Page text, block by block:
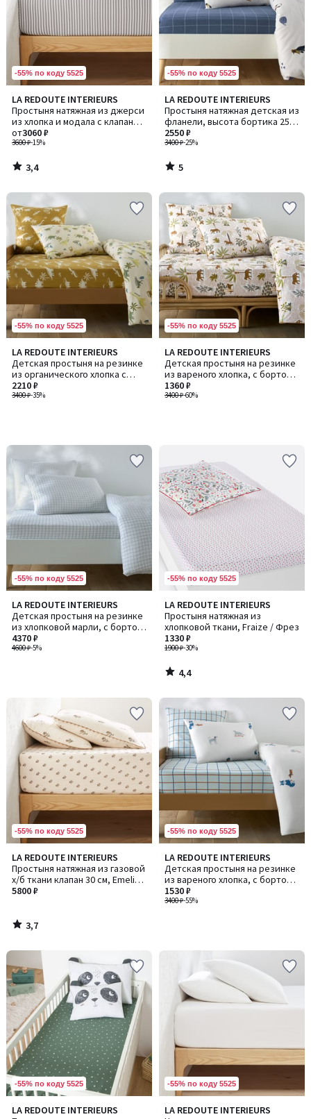
-55% по коду 5525
LA REDOUTE INTERIEURS
Простыня натяжная из джерси
из хлопка и модала с клапаном
30 см Dolsi / Долси
3600 ₽-15%
от3060 ₽
3,4
/ 5
3,4
/
-55% по коду 5525
LA REDOUTE INTERIEURS
Простыня натяжная детская из
фланели, высота бортика 25
см, Solven / Солвен
3400 ₽-25%
2550 ₽
5
/
5
5
/
-55% по коду 5525
LA REDOUTE INTERIEURS
Детская простыня на резинке
из органического хлопка с
принтом «динозавры», ALNIS /
АЛНИС
3400 ₽-35%
2210 ₽
-55% по коду 5525
LA REDOUTE INTERIEURS
Детская простыня на резинке
из вареного хлопка, с бортом
25 см, с принтом джунглей,
WILA / ВИЛА
3400 ₽-60%
1360 ₽
-55% по коду 5525
LA REDOUTE INTERIEURS
Детская простыня на резинке
из хлопковой марли, с бортом
30 см, COTTO / КОТТО
4600 ₽-5%
4370 ₽
-55% по коду 5525
LA REDOUTE INTERIEURS
Простыня натяжная из
хлопковой ткани, Fraize / Фрез
1900 ₽-30%
1330 ₽
4,4
/ 5
4,4
/
-55% по коду 5525
LA REDOUTE INTERIEURS
Простыня натяжная из газовой
х/б ткани клапан 30 см, Emeline
/ Эмелин
5800 ₽
3,7
/ 5
3,7
/
-55% по коду 5525
LA REDOUTE INTERIEURS
Детская простыня на резинке
из вареного хлопка, с бортом
25 см, с принтом с щенками,
TEAM CHIENS / Т
3400 ₽-55%
1530 ₽
-55% по коду 5525
LA REDOUTE INTERIEURS
5
-55% по коду 5525
LA REDOUTE INTERIEURS
4
Количество